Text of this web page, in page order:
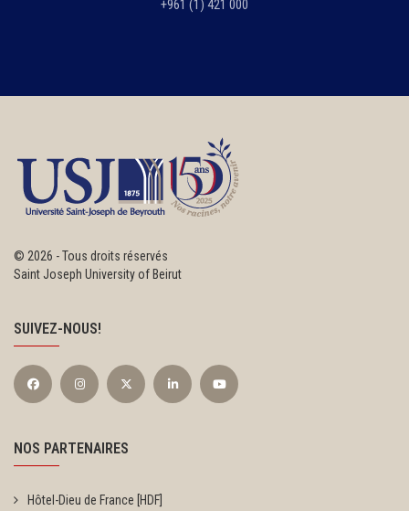
+961 (1) 421 000
© 2026 - Tous droits réservés
Saint Joseph University of Beirut
SUIVEZ-NOUS!
NOS PARTENAIRES
Hôtel-Dieu de France [HDF]